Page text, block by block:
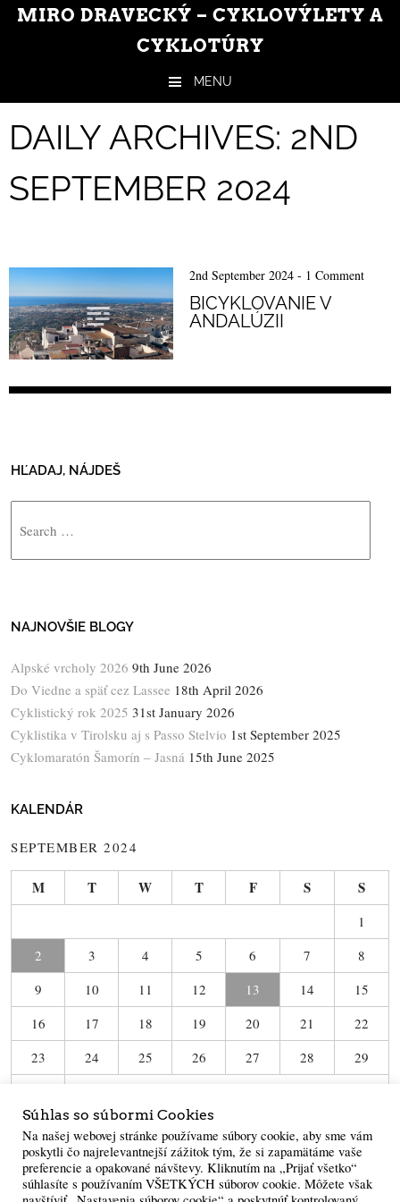
MIRO DRAVECKÝ – CYKLOVÝLETY A
CYKLOTÚRY
MENU
DAILY ARCHIVES: 2ND
SEPTEMBER 2024
2nd September 2024 - 1 Comment
BICYKLOVANIE V
ANDALÚZII
HĽADAJ, NÁJDEŠ
NAJNOVŠIE BLOGY
Alpské vrcholy 2026 9th June 2026
Do Viedne a späť cez Lassee 18th April 2026
Cyklistický rok 2025 31st January 2026
Cyklistika v Tirolsku aj s Passo Stelvio 1st September 2025
Cyklomaratón Šamorín – Jasná 15th June 2025
KALENDÁR
SEPTEMBER 2024
M T W T F S S
1
2
3 4 5 6 7
8
9
10 11 12 13 14
15
16
17 18 19 20 21
22
23
24 25 26 27 28
29
« Jul
Dec »
Súhlas so súbormi Cookies
Na našej webovej stránke používame súbory cookie, aby sme vám
poskytli čo najrelevantnejší zážitok tým, že si zapamätáme vaše
preferencie a opakované návštevy. Kliknutím na „Prijať všetko“
súhlasíte s používaním VŠETKÝCH súborov cookie. Môžete však